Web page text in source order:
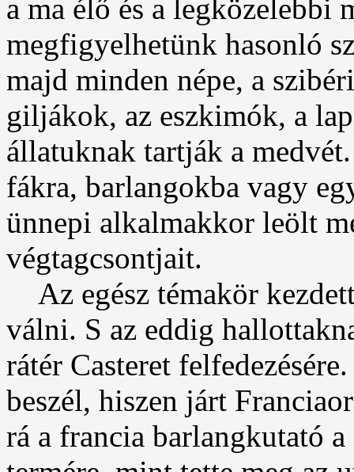
a ma élő és a legközelebbi
megfigyelhetünk hasonló
majd minden népe, a
giljákok, az eszkimók, a
állatuknak tartják a
fákra, barlangokba vagy
ünnepi alkalmakkor leölt
végtagcsontjait.
Az egész témakör
válni. S az eddig
rátér Casteret
beszél, hiszen járt
rá a francia barlangkutató